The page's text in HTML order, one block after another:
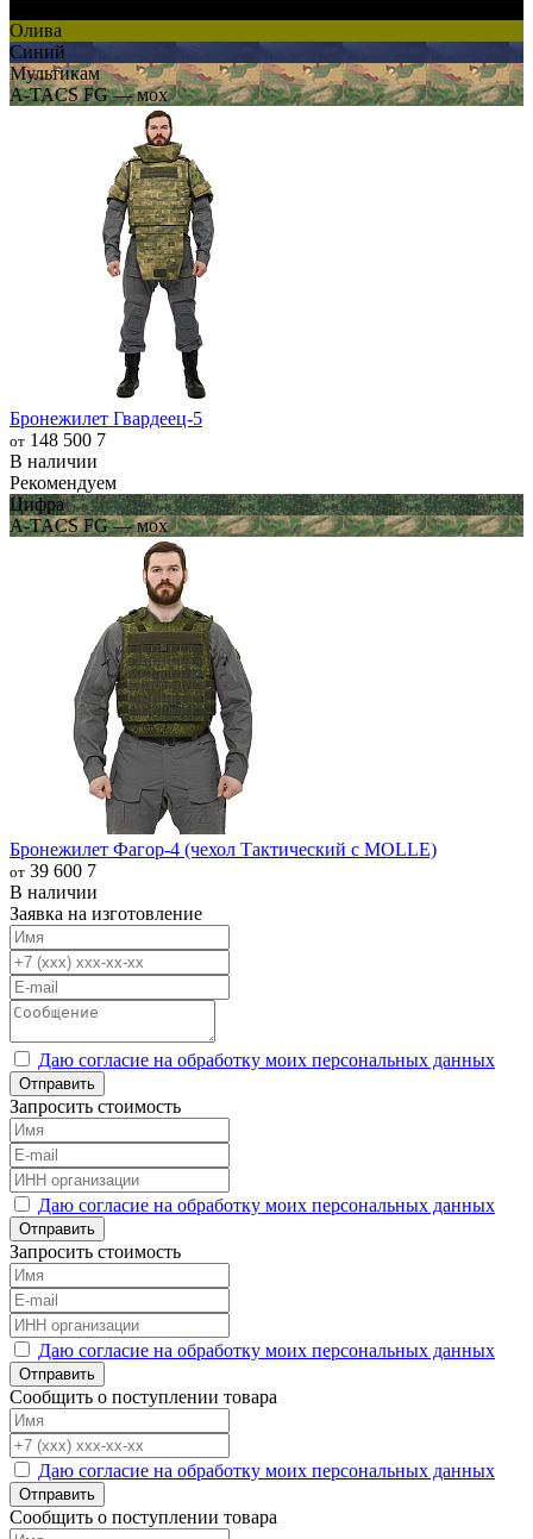
Олива
Синий
Мультикам
A-TACS FG — мох
Бронежилет Гвардеец-5
от 148 500 7
В наличии
Рекомендуем
Цифра
A-TACS FG — мох
Бронежилет Фагор-4 (чехол Тактический с MOLLE)
от 39 600 7
В наличии
Заявка на изготовление
Даю согласие на обработку моих персональных данных
Отправить
Запросить стоимость
Даю согласие на обработку моих персональных данных
Отправить
Запросить стоимость
Даю согласие на обработку моих персональных данных
Отправить
Сообщить о поступлении товара
Даю согласие на обработку моих персональных данных
Отправить
Сообщить о поступлении товара